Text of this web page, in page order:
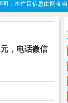
：本栏目信息由网友自
，电话微信